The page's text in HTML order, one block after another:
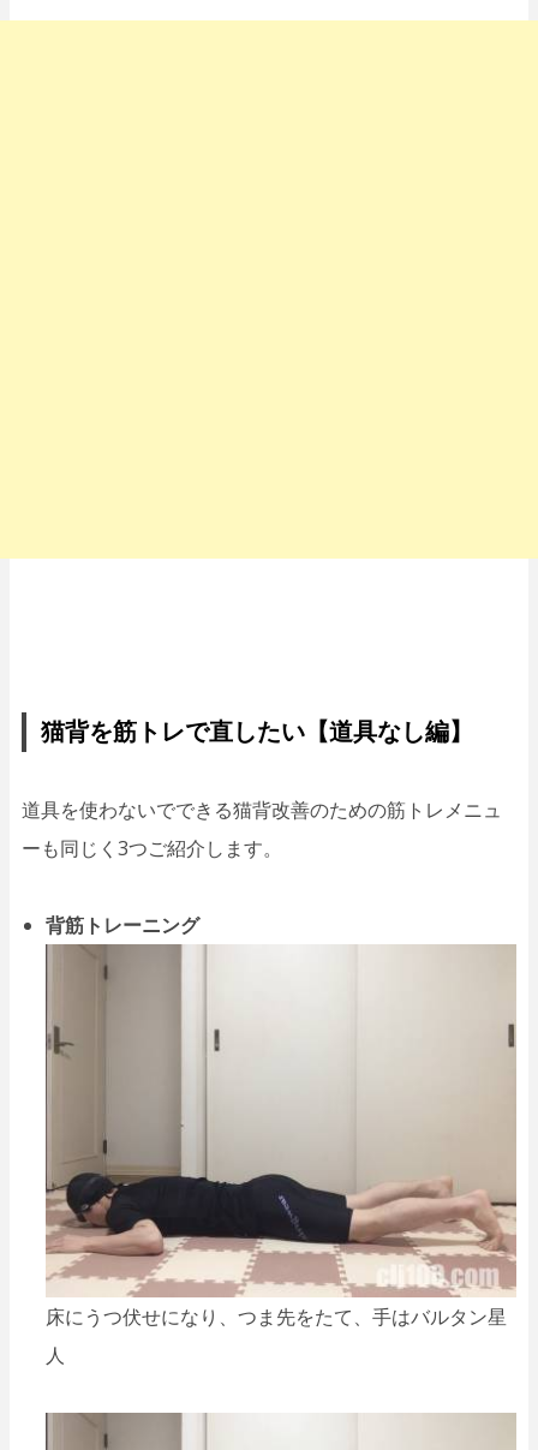
猫背を筋トレで直したい【道具なし編】
道具を使わないでできる猫背改善のための筋トレメニュ
ーも同じく3つご紹介します。
背筋トレーニング
床にうつ伏せになり、つま先をたて、手はバルタン星
人